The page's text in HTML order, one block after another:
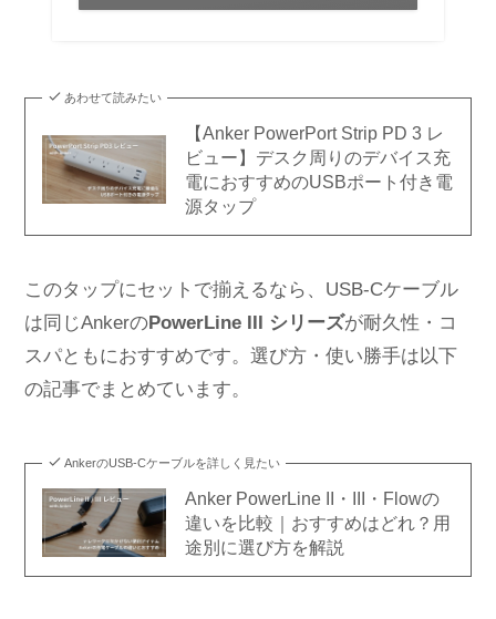
あわせて読みたい
【Anker PowerPort Strip PD 3 レ
ビュー】デスク周りのデバイス充
電におすすめのUSBポート付き電
源タップ
このタップにセットで揃えるなら、USB-Cケーブル
は同じAnkerのPowerLine III シリーズが耐久性・コ
スパともにおすすめです。選び方・使い勝手は以下
の記事でまとめています。
AnkerのUSB-Cケーブルを詳しく見たい
Anker PowerLine II・III・Flowの
違いを比較｜おすすめはどれ？用
途別に選び方を解説